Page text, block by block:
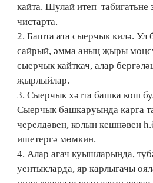
кайта. Шулай итеп
чистарта.
2. Башта ата сыерчык килә. Ул
сайрый, әмма аның җыры
сыерчык кайткач, алар
җырлыйлар.
3. Сыерчык хәтта башка кош
Сыерчык башкаруында карга
черелдәвен, колын кешнәвен
ишетергә мөмкин.
4. Алар агач куышларында,
уентыкларда, яр карлыгачы